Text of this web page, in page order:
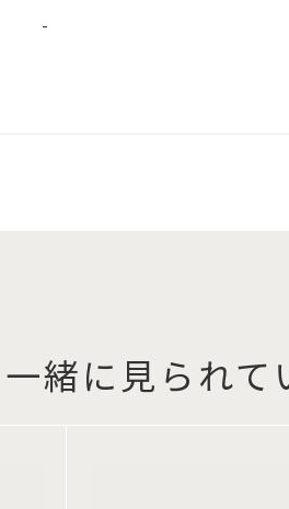
-
一緒に見られて